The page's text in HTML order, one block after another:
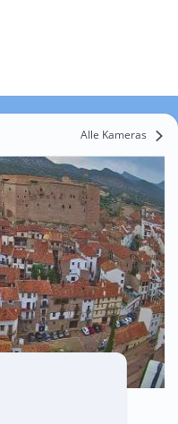
Alle Kameras